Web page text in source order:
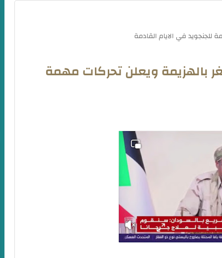
بالهزيمة ويعلن تحركات مهمة